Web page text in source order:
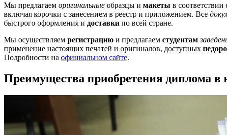
Мы предлагаем оригинальные образцы и макеты в
включая корочки с занесением в реестр и приложением. Все
быстрого оформления и доставки по всей стране.
Мы осуществляем регистрацию и предлагаем студентам
применение настоящих печатей и оригиналов, доступных
Подробности на официальном сайте.
Преимущества приобретения диплома